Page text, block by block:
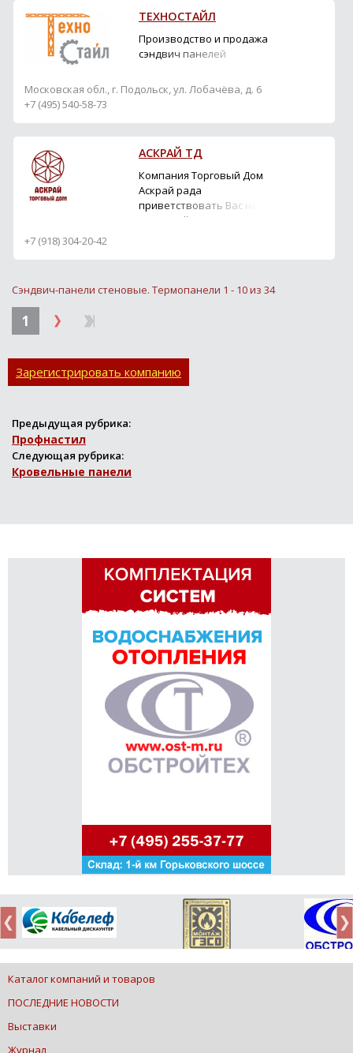
ТЕХНОСТАЙЛ
Производство и продажа
сэндвич панелей
Московская обл., г. Подольск, ул. Лобачёва, д. 6
+7 (495) 540-58-73
АСКРАЙ ТД
Компания Торговый Дом
Аскрай рада
приветствовать Вас на
своем сайте и готова
мощения дорожек,
других дизайнерских
задумок, направленн...
+7 (918) 304-20-42
Сэндвич-панели стеновые. Термопанели 1 - 10 из 34
1
Зарегистрировать компанию
Предыдущая рубрика:
Профнастил
Следующая рубрика:
Кровельные панели
Каталог компаний и товаров
ПОСЛЕДНИЕ НОВОСТИ
Выставки
Журнал